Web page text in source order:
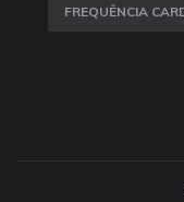
FREQUÊNCIA